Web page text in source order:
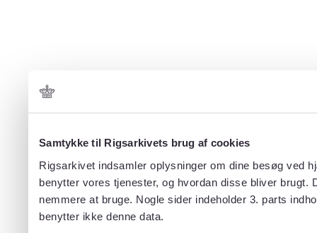
Samtykke til Rigsarkivets brug af cookies
Rigsarkivet indsamler oplysninger om dine besøg ved
benytter vores tjenester, og hvordan disse bliver
nemmere at bruge. Nogle sider indeholder 3. parts
benytter ikke denne data.